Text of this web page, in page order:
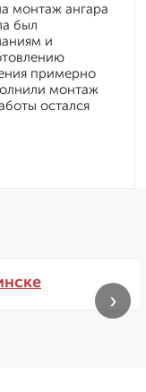
монтаж ангара
был
и
примерно
монтаж
остался
›